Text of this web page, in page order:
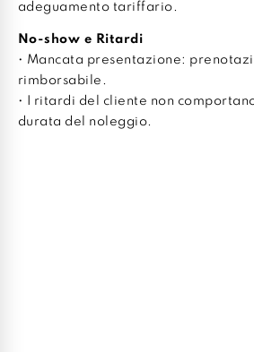
adeguamento tariffario.
No-show e Ritardi
• Mancata presentazione:
rimborsabile.
• I ritardi del cliente non
durata del noleggio.